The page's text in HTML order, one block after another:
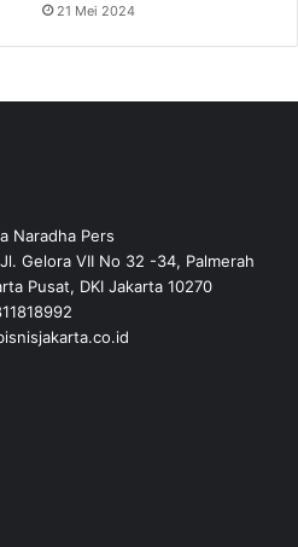
21 Mei 2024
Naradha Pers
Gelora VII No 32 -34, Palmerah
Pusat, DKI Jakarta 10270